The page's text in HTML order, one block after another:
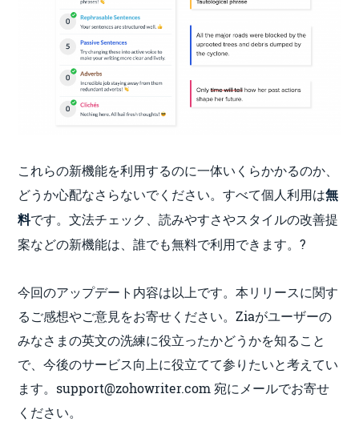
これらの新機能を利用するのに一体いくらかかるのか、
どうか心配なさらないでください。すべて個人利用は無
料です。文法チェック、読みやすさやスタイルの改善提
案などの新機能は、誰でも無料で利用できます。?
今回のアップデート内容は以上です。本リリースに関す
るご感想やご意見をお寄せください。Ziaがユーザーの
みなさまの英文の洗練に役立ったかどうかを知ること
で、今後のサービス向上に役立てて参りたいと考えてい
ます。support@zohowriter.com 宛にメールでお寄せ
ください。